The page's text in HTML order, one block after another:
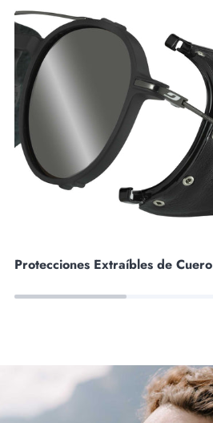
Protecciones Extraíbles de Cuero